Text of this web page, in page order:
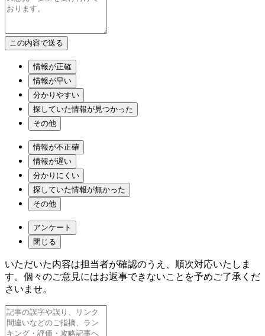
情報が正確
情報が早い
分かりやすい
探していた情報が見つかった
その他
情報が不正確
情報が遅い
分かりにくい
探していた情報が無かった
その他
アンケート
閉じる
いただいた内容は担当者が確認のうえ、順次対応いたしま
す。個々のご意見にはお返事できないことを予めご了承くだ
さいませ。